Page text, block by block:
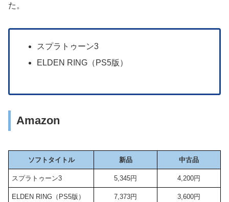
た。
スプラトゥーン3
ELDEN RING（PS5版）
Amazon
ソフトタイトル 新品 中古品
スプラトゥーン3 5,345円 4,200円
ELDEN RING（PS5版） 7,373円 3,600円